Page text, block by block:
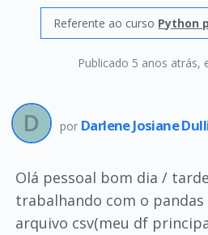
Publicado 5 anos atrás,
Referente ao curso Python
por Darlene Josiane
Olá pessoal bom dia /
trabalhando com o
arquivo csv(meu df